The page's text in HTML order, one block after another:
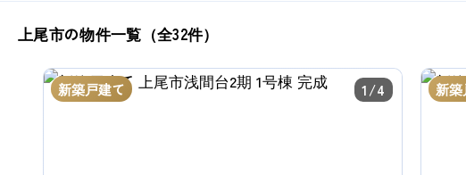
上尾市の物件一覧（全32件）
新築戸建て 1/4 新